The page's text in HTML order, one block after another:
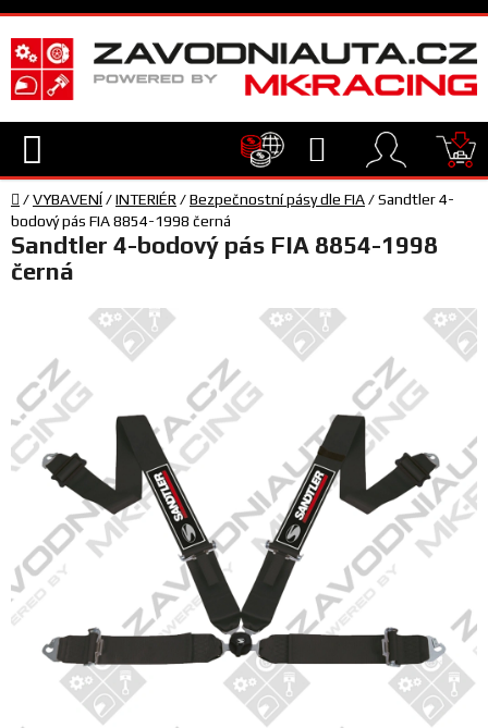
Přejít
na
obsah
Hledat
TECHNIKA
VYBAVENÍ
TÝM
A
SERVIS
FANOUŠCI
Profil
firmy
Obchodní
podmínky
Domů
/VYBAVENÍ/INTERIÉR /Bezpečnostní pásy dle FIA/Sandtler 4-
bodový pás FIA 8854-1998 černá
Sandtler 4-bodový pás FIA 8854-1998
černá